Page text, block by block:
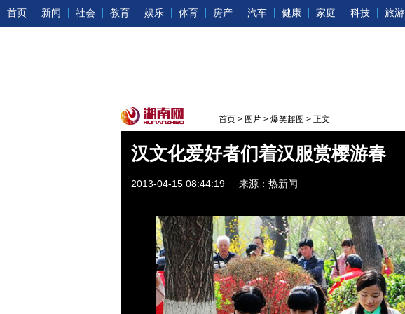
首页 新闻 社会 教育 娱乐 体育 房产 汽车 健康 家庭 科技 旅游
首页 > 图片 > 爆笑趣图 > 正文
汉文化爱好者们着汉服赏樱游春
2013-04-15 08:44:19 来源：热新闻